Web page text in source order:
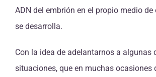
ADN del embrión en el propio medio
se desarrolla.
Con la idea de adelantarnos a algunas
situaciones, que en muchas ocasiones